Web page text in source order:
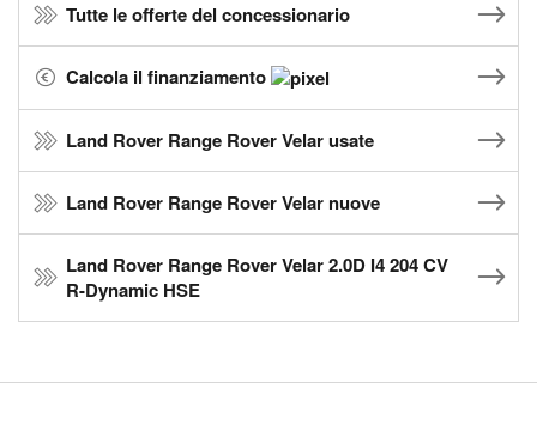
Tutte le offerte del concessionario
Calcola il finanziamento
Land Rover Range Rover Velar usate
Land Rover Range Rover Velar nuove
Land Rover Range Rover Velar 2.0D I4 204 CV
R-Dynamic HSE